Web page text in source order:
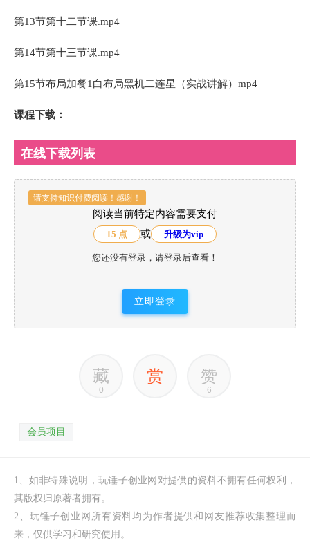
第13节第十二节课.mp4
第14节第十三节课.mp4
第15节布局加餐1白布局黑机二连星（实战讲解）mp4
课程下载：
在线下载列表
请支持知识付费阅读！感谢！
阅读当前特定内容需要支付
15 点 或 升级为vip
您还没有登录，请登录后查看！
立即登录
藏
0
赏 赞
6
会员项目
1、如非特殊说明，玩锤子创业网对提供的资料不拥有任何权利，
其版权归原著者拥有。
2、玩锤子创业网所有资料均为作者提供和网友推荐收集整理而
来，仅供学习和研究使用。